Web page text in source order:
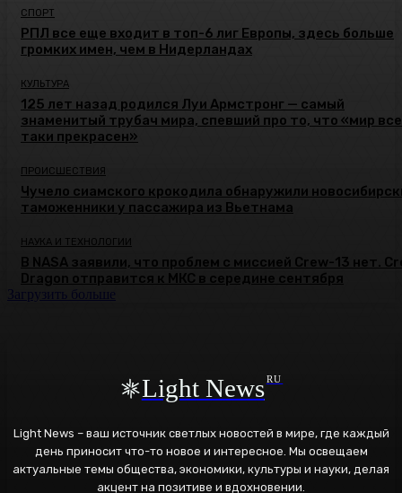
СПОРТ
РПЛ все еще входит в топ-6 лиг Европы, здесь больше
громких имен, чем в Нидерландах
КУЛЬТУРА
125 лет назад родился Луи Армстронг — самый
знаменитый трубач мира, спевший про то, что «мир
таки прекрасен»
ПРОИСШЕСТВИЯ
Чучело сиамского крокодила обнаружили
таможенники у пассажира из Вьетнама
НАУКА И ТЕХНОЛОГИИ
В NASA заявили, что проблем с миссией Crew-13 нет.
Dragon отправится к МКС в середине сентября
Загрузить больше
Light NewsRU
Light News – ваш источник светлых новостей в мире, где каждый
день приносит что-то новое и интересное. Мы освещаем
актуальные темы общества, экономики, культуры и науки, делая
акцент на позитиве и вдохновении.